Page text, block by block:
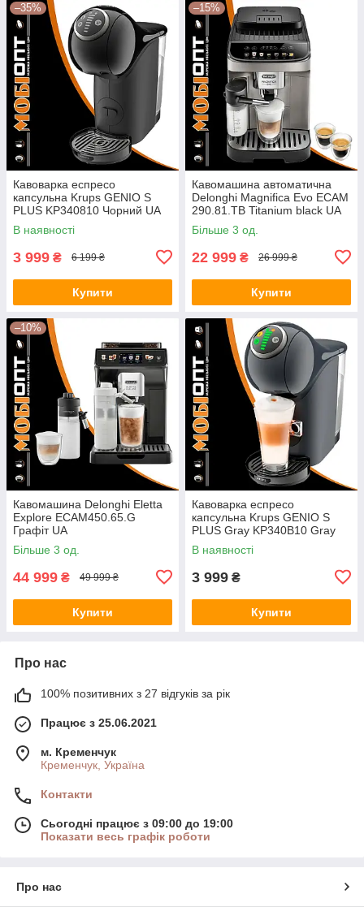
–35%
Кавоварка еспресо
капсульна Krups GENIO S
PLUS KP340810 Чорний UA
В наявності
3 999 ₴ 6 199 ₴
Купити
–15%
Кавомашина автоматична
Delonghi Magnifica Evo ECAM
290.81.TB Titanium black UA
Більше 3 од.
22 999 ₴ 26 999 ₴
Купити
–10%
Кавомашина Delonghi Eletta
Explore ECAM450.65.G
Графіт UA
Більше 3 од.
44 999 ₴ 49 999 ₴
Купити
Кавоварка еспресо
капсульна Krups GENIO S
PLUS Gray KP340B10 Gray
UA
В наявності
3 999 ₴
Купити
Про нас
100% позитивних з 27 відгуків за рік
Працює з 25.06.2021
м. Кременчук
Кременчук, Україна
Контакти
Сьогодні працює з 09:00 до 19:00
Показати весь графік роботи
Про нас